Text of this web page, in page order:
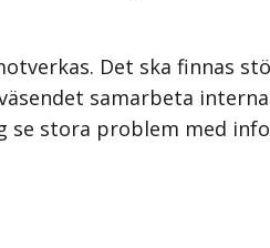
Det ska finnas
samarbeta
se stora problem med